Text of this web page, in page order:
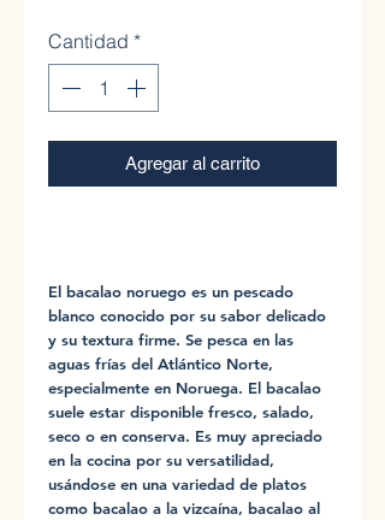
Cantidad *
Agregar al carrito
El bacalao noruego es un pescado
blanco conocido por su sabor delicado
y su textura firme. Se pesca en las
aguas frías del Atlántico Norte,
especialmente en Noruega. El bacalao
suele estar disponible fresco, salado,
seco o en conserva. Es muy apreciado
en la cocina por su versatilidad,
usándose en una variedad de platos
como bacalao a la vizcaína, bacalao al